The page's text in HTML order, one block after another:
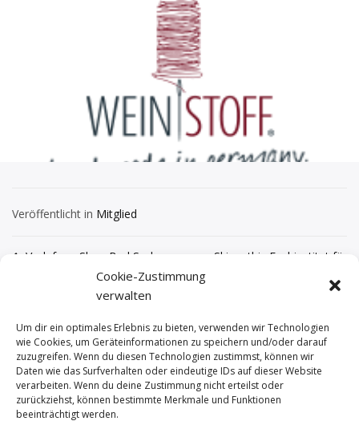
Cookie-Zustimmung
verwalten
Um dir ein optimales Erlebnis zu bieten, verwenden wir Technologien
wie Cookies, um Geräteinformationen zu speichern und/oder darauf
zuzugreifen. Wenn du diesen Technologien zustimmst, können wir
Daten wie das Surfverhalten oder eindeutige IDs auf dieser Website
verarbeiten. Wenn du deine Zustimmung nicht erteilst oder
zurückziehst, können bestimmte Merkmale und Funktionen
beeinträchtigt werden.
Veröffentlicht in Mitglied
Beitragsnavigation
Vodafone Shop Bad Soden
Skinaethic Fachinstitut für